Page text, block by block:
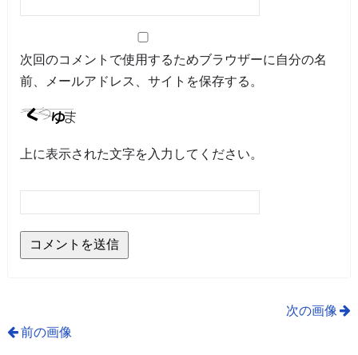
次回のコメントで使用するためブラウザーに自分の名
前、メールアドレス、サイトを保存する。
上に表示された文字を入力してください。
次の画像
前の画像